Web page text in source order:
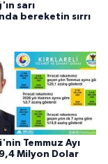
sarı
bereketin sırrı
Temmuz Ayı
9,4 Milyon Dolar